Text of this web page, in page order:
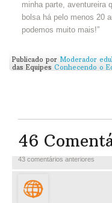
minha parte, aventureira
bolsa há pelo menos 20
podemos muito mais!”
Publicado por Moderador
das Equipes Conhecendo o
46
43 comentários anteriores